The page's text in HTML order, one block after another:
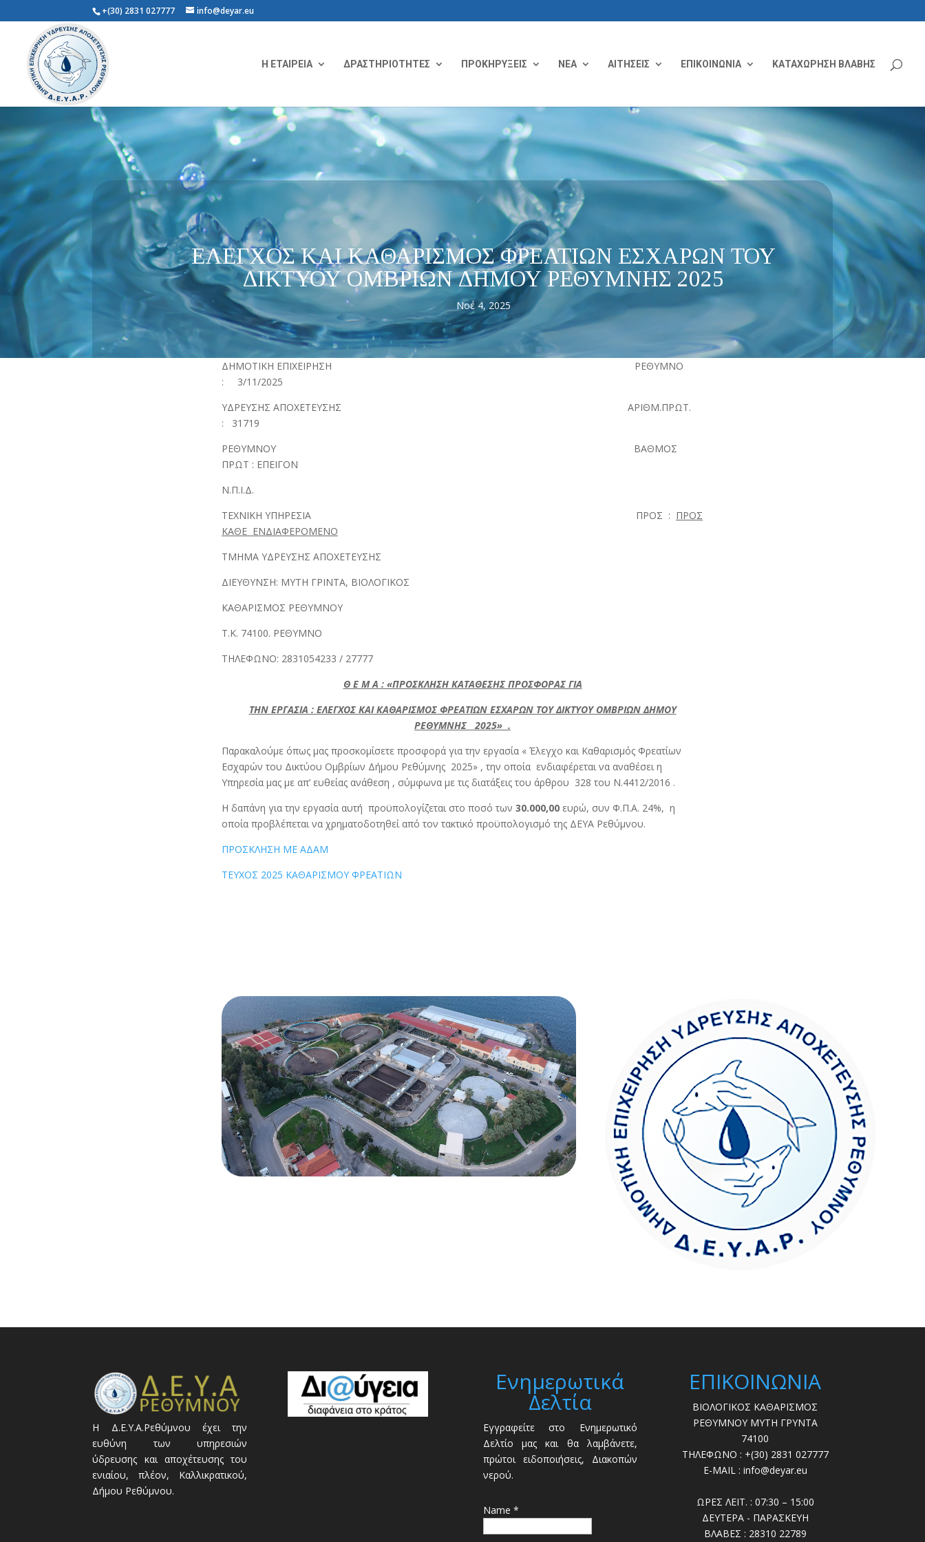
+(30) 2831 027777 info@deyar.eu
Η ΕΤΑΙΡΕΙΑ ΔΡΑΣΤΗΡΙΟΤΗΤΕΣ ΠΡΟΚΗΡΥΞΕΙΣ ΝΕΑ ΑΙΤΗΣΕΙΣ ΕΠΙΚΟΙΝΩΝΙΑ ΚΑΤΑΧΩΡΗΣΗ ΒΛΑΒΗΣ
ΕΛΕΓΧΟΣ ΚΑΙ ΚΑΘΑΡΙΣΜΟΣ ΦΡΕΑΤΙΩΝ ΕΣΧΑΡΩΝ ΤΟΥ
ΔΙΚΤΥΟΥ ΟΜΒΡΙΩΝ ΔΗΜΟΥ ΡΕΘΥΜΝΗΣ 2025
Νοέ 4, 2025
ΔΗΜΟΤΙΚΗ ΕΠΙΧΕΙΡΗΣΗ ΡΕΘΥΜΝΟ
: 3/11/2025
ΥΔΡΕΥΣΗΣ ΑΠΟΧΕΤΕΥΣΗΣ ΑΡΙΘΜ.ΠΡΩΤ.
: 31719
ΡΕΘΥΜΝΟΥ ΒΑΘΜΟΣ
ΠΡΩΤ : ΕΠΕΙΓΟΝ
Ν.Π.Ι.Δ.
ΤΕΧΝΙΚΗ ΥΠΗΡΕΣΙΑ ΠΡΟΣ : ΠΡΟΣ
ΚΑΘΕ ΕΝΔΙΑΦΕΡΟΜΕΝΟ
ΤΜΗΜΑ ΥΔΡΕΥΣΗΣ ΑΠΟΧΕΤΕΥΣΗΣ
ΔΙΕΥΘΥΝΣΗ: ΜΥΤΗ ΓΡΙΝΤΑ, ΒΙΟΛΟΓΙΚΟΣ
ΚΑΘΑΡΙΣΜΟΣ ΡΕΘΥΜΝΟΥ
Τ.Κ. 74100. ΡΕΘΥΜΝΟ
ΤΗΛΕΦΩΝΟ: 2831054233 / 27777
Θ Ε Μ Α : «ΠΡΟΣΚΛΗΣΗ ΚΑΤΑΘΕΣΗΣ ΠΡΟΣΦΟΡΑΣ ΓΙΑ
ΤΗΝ ΕΡΓΑΣΙΑ : ΕΛΕΓΧΟΣ ΚΑΙ ΚΑΘΑΡΙΣΜΟΣ ΦΡΕΑΤΙΩΝ ΕΣΧΑΡΩΝ ΤΟΥ ΔΙΚΤΥΟΥ ΟΜΒΡΙΩΝ ΔΗΜΟΥ
ΡΕΘΥΜΝΗΣ 2025» .
Παρακαλούμε όπως μας προσκομίσετε προσφορά για την εργασία « Έλεγχο και Καθαρισμός Φρεατίων
Εσχαρών του Δικτύου Ομβρίων Δήμου Ρεθύμνης 2025» , την οποία ενδιαφέρεται να αναθέσει η
Υπηρεσία μας με απ’ ευθείας ανάθεση , σύμφωνα με τις διατάξεις του άρθρου 328 του Ν.4412/2016 .
Η δαπάνη για την εργασία αυτή προϋπολογίζεται στο ποσό των 30.000,00 ευρώ, συν Φ.Π.Α. 24%, η
οποία προβλέπεται να χρηματοδοτηθεί από τον τακτικό προϋπολογισμό της ΔΕΥΑ Ρεθύμνου.
ΠΡΟΣΚΛΗΣΗ ΜΕ ΑΔΑΜ
ΤΕΥΧΟΣ 2025 ΚΑΘΑΡΙΣΜΟΥ ΦΡΕΑΤΙΩΝ
Η Δ.Ε.Υ.Α.Ρεθύμνου έχει την
ευθύνη των υπηρεσιών
ύδρευσης και αποχέτευσης του
ενιαίου, πλέον, Καλλικρατικού,
Δήμου Ρεθύμνου.
Ενημερωτικά
Δελτία
Εγγραφείτε στο Ενημερωτικό
Δελτίο μας και θα λαμβάνετε,
πρώτοι ειδοποιήσεις, Διακοπών
νερού.
Name *
ΕΠΙΚΟΙΝΩΝΙΑ
ΒΙΟΛΟΓΙΚΟΣ ΚΑΘΑΡΙΣΜΟΣ
ΡΕΘΥΜΝΟΥ ΜΥΤΗ ΓΡΥΝΤΑ
74100
ΤΗΛΕΦΩΝΟ : +(30) 2831 027777
E-MAIL : info@deyar.eu
ΩΡΕΣ ΛΕΙΤ. : 07:30 – 15:00
ΔΕΥΤΕΡΑ - ΠΑΡΑΣΚΕΥΗ
ΒΛΑΒΕΣ : 28310 22789